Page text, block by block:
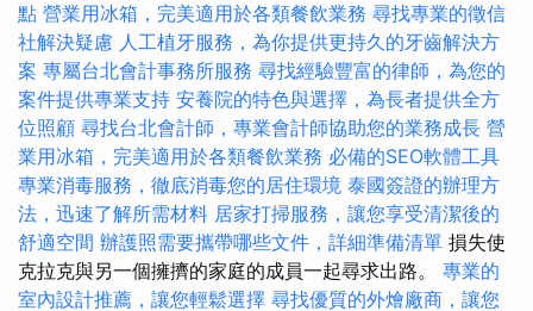
點 營業用冰箱，完美適用於各類餐飲業務 尋找專業的徵信
社解決疑慮 人工植牙服務，為你提供更持久的牙齒解決方
案 專屬台北會計事務所服務 尋找經驗豐富的律師，為您的
案件提供專業支持 安養院的特色與選擇，為長者提供全方
位照顧 尋找台北會計師，專業會計師協助您的業務成長 營
業用冰箱，完美適用於各類餐飲業務 必備的SEO軟體工具
專業消毒服務，徹底消毒您的居住環境 泰國簽證的辦理方
法，迅速了解所需材料 居家打掃服務，讓您享受清潔後的
舒適空間 辦護照需要攜帶哪些文件，詳細準備清單 損失使
克拉克與另一個擁擠的家庭的成員一起尋求出路。 專業的
室內設計推薦，讓您輕鬆選擇 尋找優質的外燴廠商，讓您